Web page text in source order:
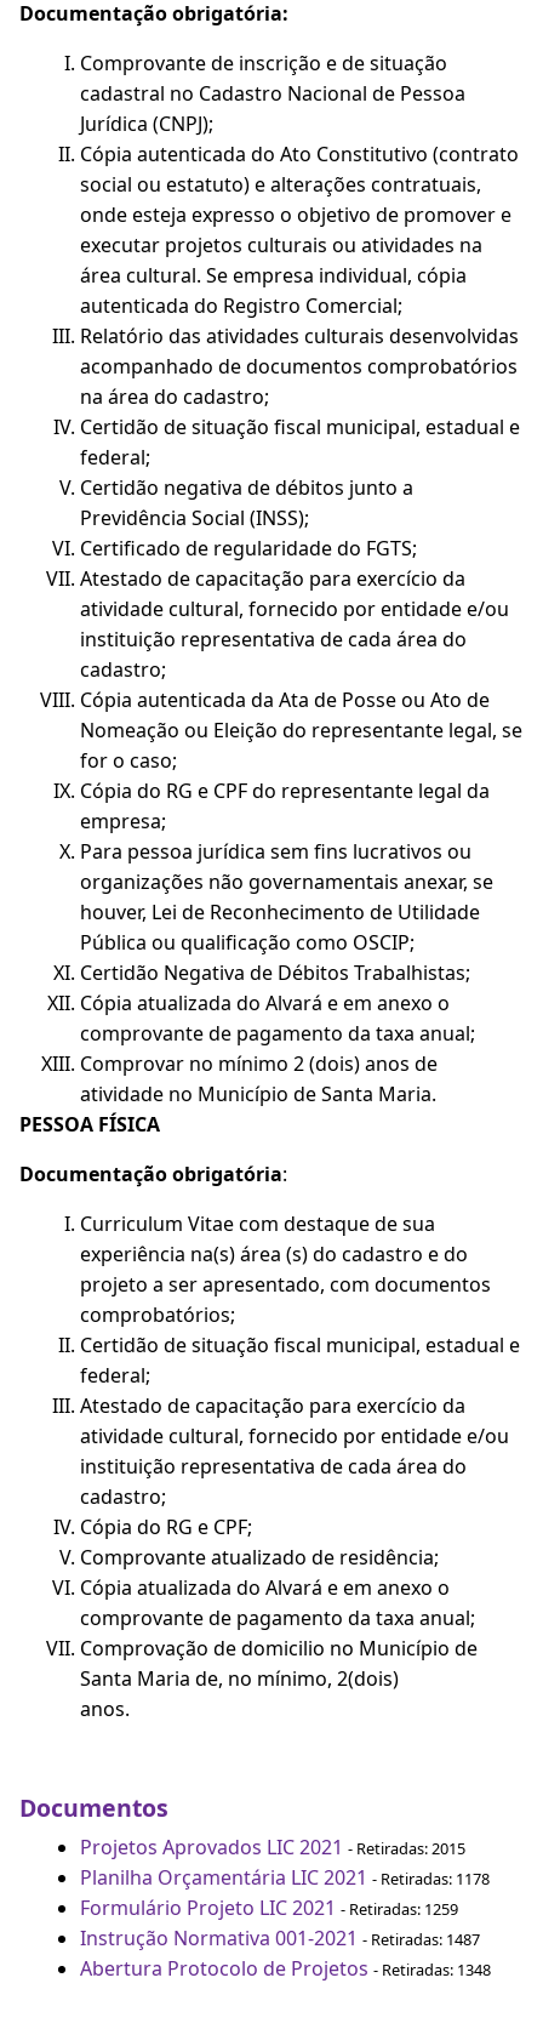
Documentação obrigatória:
Comprovante de inscrição e de situação
cadastral no Cadastro Nacional de Pessoa
Jurídica (CNPJ);
Cópia autenticada do Ato Constitutivo (contrato
social ou estatuto) e alterações contratuais,
onde esteja expresso o objetivo de promover e
executar projetos culturais ou atividades na
área cultural. Se empresa individual, cópia
autenticada do Registro Comercial;
Relatório das atividades culturais desenvolvidas
acompanhado de documentos comprobatórios
na área do cadastro;
Certidão de situação fiscal municipal, estadual e
federal;
Certidão negativa de débitos junto a
Previdência Social (INSS);
Certificado de regularidade do FGTS;
Atestado de capacitação para exercício da
atividade cultural, fornecido por entidade e/ou
instituição representativa de cada área do
cadastro;
Cópia autenticada da Ata de Posse ou Ato de
Nomeação ou Eleição do representante legal, se
for o caso;
Cópia do RG e CPF do representante legal da
empresa;
Para pessoa jurídica sem fins lucrativos ou
organizações não governamentais anexar, se
houver, Lei de Reconhecimento de Utilidade
Pública ou qualificação como OSCIP;
Certidão Negativa de Débitos Trabalhistas;
Cópia atualizada do Alvará e em anexo o
comprovante de pagamento da taxa anual;
Comprovar no mínimo 2 (dois) anos de
atividade no Município de Santa Maria.
PESSOA FÍSICA
Documentação obrigatória:
Curriculum Vitae com destaque de sua
experiência na(s) área (s) do cadastro e do
projeto a ser apresentado, com documentos
comprobatórios;
Certidão de situação fiscal municipal, estadual e
federal;
Atestado de capacitação para exercício da
atividade cultural, fornecido por entidade e/ou
instituição representativa de cada área do
cadastro;
Cópia do RG e CPF;
Comprovante atualizado de residência;
Cópia atualizada do Alvará e em anexo o
comprovante de pagamento da taxa anual;
Comprovação de domicilio no Município de
Santa Maria de, no mínimo, 2(dois)
anos.
Documentos
Projetos Aprovados LIC 2021 - Retiradas: 2015
Planilha Orçamentária LIC 2021 - Retiradas: 1178
Formulário Projeto LIC 2021 - Retiradas: 1259
Instrução Normativa 001-2021 - Retiradas: 1487
Abertura Protocolo de Projetos - Retiradas: 1348